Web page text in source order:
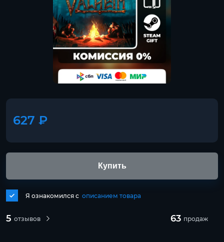
627 ₽
5 отзывов 63 продаж
Я ознакомился с описанием товара
Купить